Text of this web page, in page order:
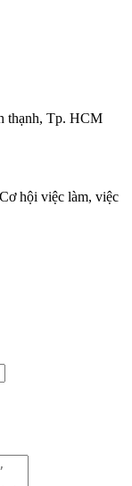
thạnh, Tp. HCM
hội việc làm, việc